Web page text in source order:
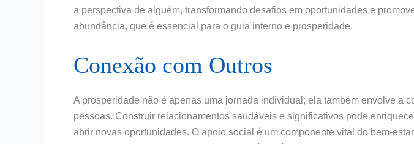
a perspectiva de alguém, transformando desafios em oportunidades e
abundância, que é essencial para o guia interno e prosperidade.
Conexão com Outros
A prosperidade não é apenas uma jornada individual; ela também envolve a
pessoas. Construir relacionamentos saudáveis e significativos pode
abrir novas oportunidades. O apoio social é um componente vital do bem-